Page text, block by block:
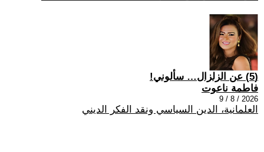
(5) عن الزلزال… سألوني!
فاطمة ناعوت
2026 / 8 / 9
العلمانية، الدين السياسي ونقد الفكر الديني